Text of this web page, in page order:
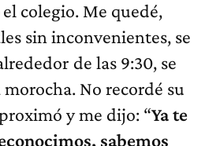
colegio. Me quedé,
sin inconvenientes, se
de las 9:30, se
No recordé su
y me dijo: “Ya te
sabemos